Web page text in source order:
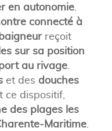
en autonomie.
connecté à
reçoit
sur sa position
au rivage.
et des douches
dispositif,
des plages les
Maritime.